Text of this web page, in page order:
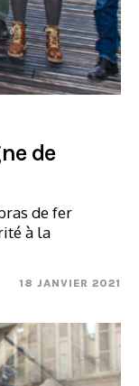
de
de fer
à la
18 JANVIER 2021